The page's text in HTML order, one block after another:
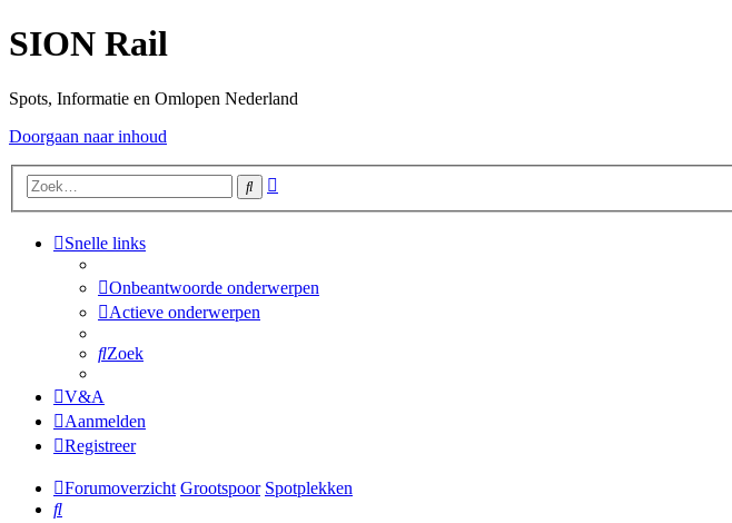
SION Rail
Spots, Informatie en Omlopen Nederland
Doorgaan naar inhoud
Zoek
Snelle links
Onbeantwoorde onderwerpen
Actieve onderwerpen
Zoek
V&A
Aanmelden
Registreer
Forumoverzicht Grootspoor Spotplekken
Zoek